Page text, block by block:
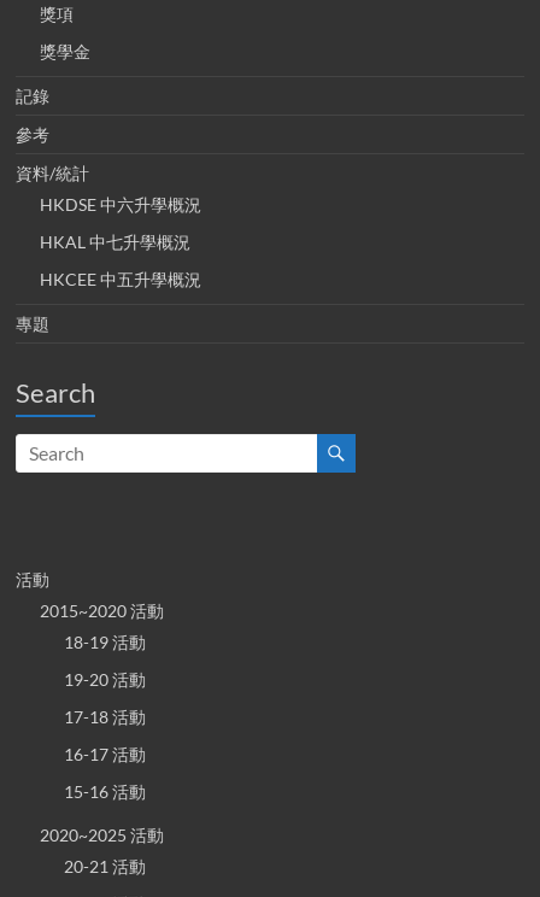
獎項
獎學金
記錄
參考
資料/統計
HKDSE 中六升學概況
HKAL 中七升學概況
HKCEE 中五升學概況
專題
Search
活動
2015~2020 活動
18-19 活動
19-20 活動
17-18 活動
16-17 活動
15-16 活動
2020~2025 活動
20-21 活動